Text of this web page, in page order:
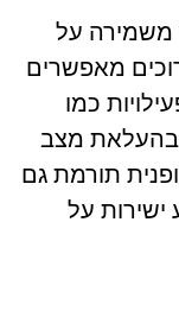
משמירה על
מאפשרים
כמו
בהעלאת מצב
תורמת גם
על